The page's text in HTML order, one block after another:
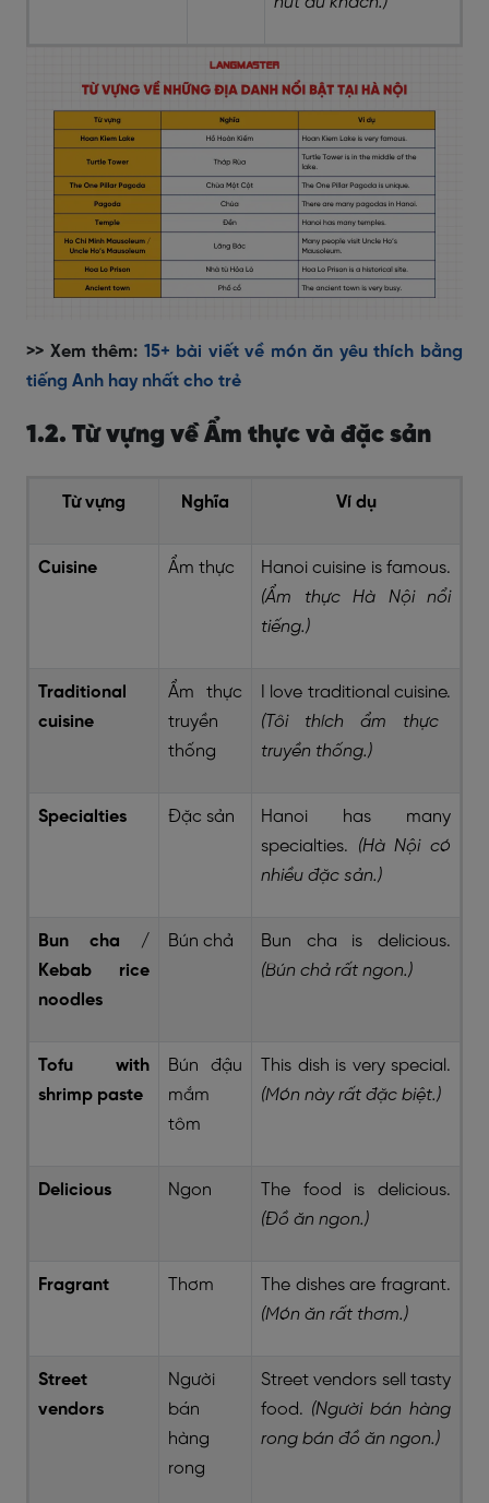
>> Xem thêm: 15+ bài viết về món ăn yêu thích bằng
tiếng Anh hay nhất cho trẻ
1.2. Từ vựng về Ẩm thực và đặc sản
Từ vựng Nghĩa Ví dụ
Cuisine Ẩm thực
Hanoi cuisine is famous.
(Ẩm thực Hà Nội nổi
tiếng.)
Traditional
cuisine
Ẩm thực
truyền
thống
I love traditional cuisine.
(Tôi thích ẩm thực
truyền thống.)
Specialties Đặc sản
Hanoi has many
specialties. (Hà Nội có
nhiều đặc sản.)
Bun cha /
Kebab rice
noodles
Bún chả
Bun cha is delicious.
(Bún chả rất ngon.)
Tofu with
shrimp paste
Bún đậu
mắm
tôm
This dish is very special.
(Món này rất đặc biệt.)
Delicious Ngon
The food is delicious.
(Đồ ăn ngon.)
Fragrant Thơm
The dishes are fragrant.
(Món ăn rất thơm.)
Street
vendors
Người
bán
hàng
rong
Street vendors sell tasty
food. (Người bán hàng
rong bán đồ ăn ngon.)